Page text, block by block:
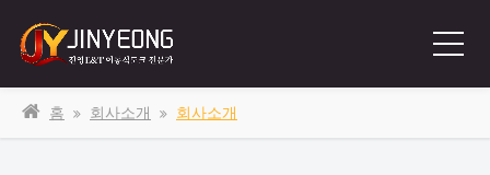
홈 회사소개 회사소개